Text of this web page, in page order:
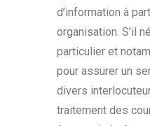
d’information à
organisation. S’il
particulier et
pour assurer un
divers
traitement des